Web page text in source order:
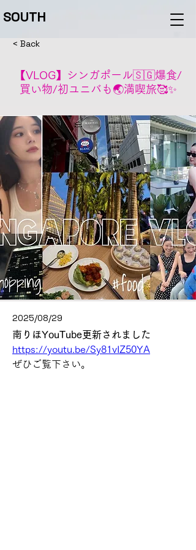
SOUTH
< Back
【VLOG】シンガポール🇸🇬爆食/
買い物/初ユニバも🌏満喫旅🥰✨
2025/08/29
南りほYouTube更新されました
https://youtu.be/Sy81vIZ50YA
ぜひご覧下さい。